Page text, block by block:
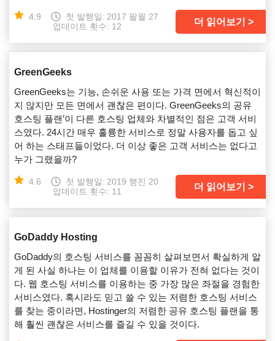
4.9 첫 발행일: 2017 팔월 27
업데이트 횟수: 12
더 읽어보기
GreenGeeks
GreenGeeks는 기능, 손쉬운 사용 또는 가격 면에서 혁신적이
지 않지만 모든 면에서 괜찮은 편이다. GreenGeeks의 공유
호스팅 플랜’이 다른 호스팅 업체와 차별적인 점은 고객 서비
스였다. 24시간 매우 훌륭한 서비스로 정말 사용자를 돕고 싶
어 하는 스태프들이었다. 더 이상 좋은 고객 서비스는 없다고
누가 그랬을까?
4.6 첫 발행일: 2019 행진 20
업데이트 횟수: 11
더 읽어보기
GoDaddy Hosting
GoDaddy의 호스팅 서비스를 꼼꼼히 살펴보면서 확실하게 알
게 된 사실 하나는 이 업체를 이용할 이유가 전혀 없다는 것이
다. 웹 호스팅 서비스를 이용하는 중 가장 많은 좌절을 경험한
서비스였다. 혹시라도 믿고 쓸 수 있는 저렴한 호스팅 서비스
를 찾는 중이라면, Hostinger의 저렴한 공유 호스팅 플랜을 통
해 훨씬 괜찮은 서비스를 즐길 수 있을 것이다.